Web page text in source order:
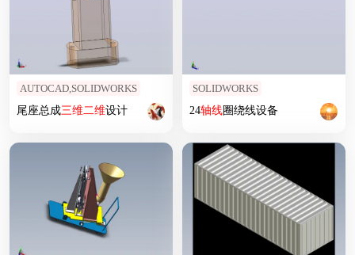
AUTOCAD,SOLIDWORKS
尾座总成三维二维设计
SOLIDWORKS
24轴线圈绕线设备